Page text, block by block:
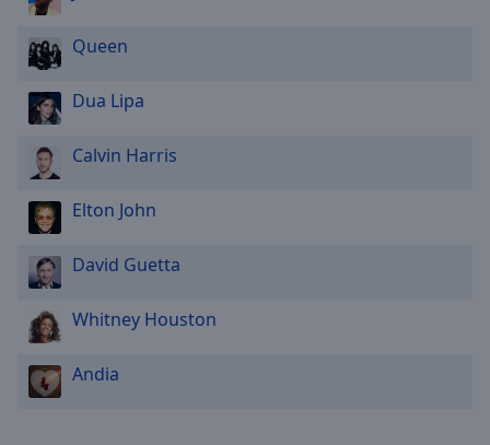
Done
Modal
Dialog
End
window.
Queen
Dua Lipa
Calvin Harris
Elton John
David Guetta
Whitney Houston
Andia